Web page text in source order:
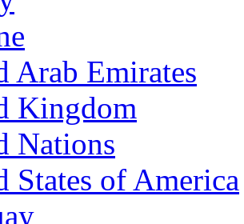
Arab Emirates
Kingdom
Nations
States of America